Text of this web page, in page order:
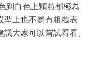
到白色上顆粒都極為
型上也不易有粗糙表
大家可以嘗試看看。